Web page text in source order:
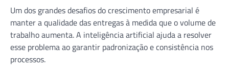
Um dos grandes desafios do crescimento empresarial é
manter a qualidade das entregas à medida que o volume de
trabalho aumenta. A inteligência artificial ajuda a resolver
esse problema ao garantir padronização e consistência nos
processos.